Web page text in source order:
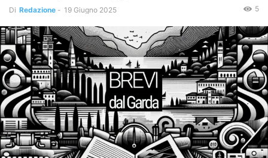
Di Redazione - 19 Giugno 2025 5